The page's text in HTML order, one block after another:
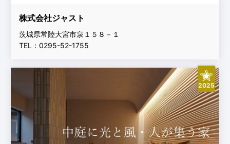
株式会社ジャスト
茨城県常陸大宮市泉１５８－１
TEL：0295-52-1755
2025